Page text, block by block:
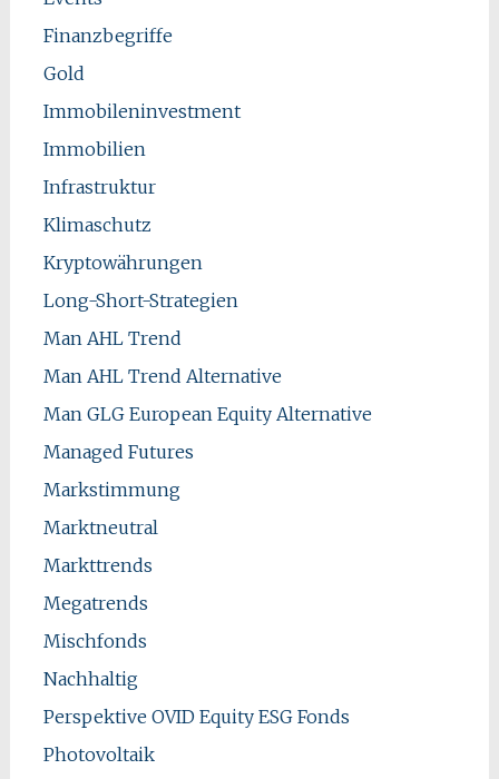
Finanzbegriffe
Gold
Immobileninvestment
Immobilien
Infrastruktur
Klimaschutz
Kryptowährungen
Long-Short-Strategien
Man AHL Trend
Man AHL Trend Alternative
Man GLG European Equity Alternative
Managed Futures
Markstimmung
Marktneutral
Markttrends
Megatrends
Mischfonds
Nachhaltig
Perspektive OVID Equity ESG Fonds
Photovoltaik